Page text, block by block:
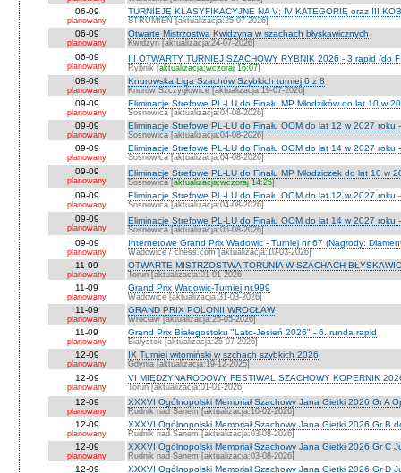
06-09
planowany
TURNIEJE KLASYFIKACYJNE NA V; IV KATEGORIĘ oraz III
STRUMIEŃ [aktualizacja:25-07-2026]
06-09
planowany
Otwarte Mistrzostwa Kwidzyna w szachach błyskawicznych
Kwidzyn [aktualizacja:24-07-2026]
06-09
planowany
III OTWARTY TURNIEJ SZACHOWY RYBNIK 2026 - 3 rapid (do
Rybnik [aktualizacja:wczoraj 16:07]
08-09
planowany
Knurowska Liga Szachów Szybkich turniej 6 z 8
Knurów Szczygłowice [aktualizacja:19-07-2026]
09-09
planowany
Eliminacje Strefowe PL-LU do Finału MP Młodzików do lat 10 w
Sosnowica [aktualizacja:04-08-2026]
09-09
planowany
Eliminacje Strefowe PL-LU do Finału OOM do lat 12 w 2027 roku
Sosnowica [aktualizacja:04-08-2026]
09-09
planowany
Eliminacje Strefowe PL-LU do Finału OOM do lat 14 w 2027 roku
Sosnowica [aktualizacja:04-08-2026]
09-09
planowany
Eliminacje Strefowe PL-LU do Finału MP Młodziczek do lat 10 w
Sosnowica [aktualizacja:wczoraj 14:25]
09-09
planowany
Eliminacje Strefowe PL-LU do Finału OOM do lat 12 w 2027 roku
Sosnowica [aktualizacja:04-08-2026]
09-09
planowany
Eliminacje Strefowe PL-LU do Finału OOM do lat 14 w 2027 roku
Sosnowica [aktualizacja:05-08-2026]
09-09
planowany
Internetowe Grand Prix Wadowic - Turniej nr 67 (Nagrody:
Wadowice / chess.com [aktualizacja:10-03-2026]
11-09
planowany
OTWARTE MISTRZOSTWA TORUNIA W SZACHACH
Toruń [aktualizacja:01-01-2026]
11-09
planowany
Grand Prix Wadowic-Turniej nr.999
Wadowice [aktualizacja:31-03-2026]
11-09
planowany
GRAND PRIX POLONII WROCŁAW
Wrocław [aktualizacja:25-05-2026]
11-09
planowany
Grand Prix Białegostoku "Lato-Jesień 2026" - 6. runda rapid
Białystok [aktualizacja:25-07-2026]
12-09
planowany
IX Turniej witomiński w szchach szybkich 2026
Gdynia [aktualizacja:19-12-2025]
12-09
planowany
VI MIĘDZYNARODOWY FESTIWAL SZACHOWY KOPERNIK
Toruń [aktualizacja:01-01-2026]
12-09
planowany
XXXVI Ogólnopolski Memoriał Szachowy Jana Gietki 2026 Gr A
Rudnik nad Sanem [aktualizacja:10-02-2026]
12-09
planowany
XXXVI Ogólnopolski Memoriał Szachowy Jana Gietki 2026 Gr B
Rudnik nad Sanem [aktualizacja:03-08-2026]
12-09
planowany
XXXVI Ogólnopolski Memoriał Szachowy Jana Gietki 2026 Gr C
Rudnik nad Sanem [aktualizacja:03-08-2026]
12-09 XXXVI Ogólnopolski Memoriał Szachowy Jana Gietki 2026 Gr D